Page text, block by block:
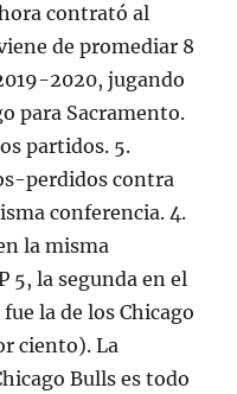
contrató al
de promediar 8
2020, jugando
para Sacramento.
partidos. 5.
perdidos contra
conferencia. 4.
la misma
5, la segunda en el
la de los Chicago
ciento). La
Bulls es todo